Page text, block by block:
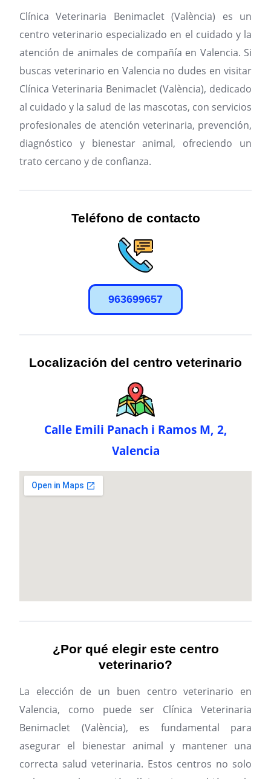
Clínica Veterinaria Benimaclet (València) es un
centro veterinario especializado en el cuidado y la
atención de animales de compañía en Valencia. Si
buscas veterinario en Valencia no dudes en visitar
Clínica Veterinaria Benimaclet (València), dedicado
al cuidado y la salud de las mascotas, con servicios
profesionales de atención veterinaria, prevención,
diagnóstico y bienestar animal, ofreciendo un
trato cercano y de confianza.
Teléfono de contacto
963699657
Localización del centro veterinario
Calle Emili Panach i Ramos M, 2,
Valencia
¿Por qué elegir este centro
veterinario?
La elección de un buen centro veterinario en
Valencia, como puede ser Clínica Veterinaria
Benimaclet (València), es fundamental para
asegurar el bienestar animal y mantener una
correcta salud veterinaria. Estos centros no solo